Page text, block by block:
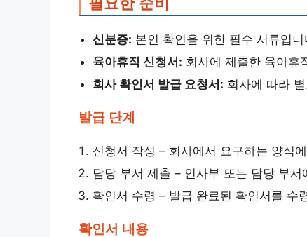
신분증: 본인 확인을 위한 필수 서류입니
육아휴직 신청서: 회사에 제출한 육아휴
회사 확인서 발급 요청서: 회사에 따라
발급 단계
신청서 작성 – 회사에서 요구하는 양식
담당 부서 제출 – 인사부 또는 담당 부서
확인서 수령 – 발급 완료된 확인서를 수
확인서 내용